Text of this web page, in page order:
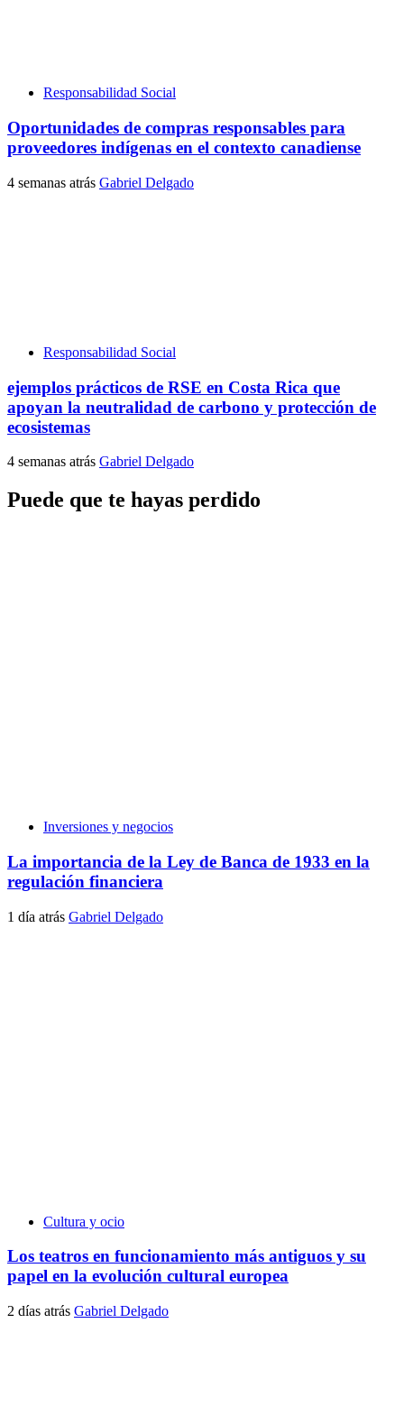
Responsabilidad Social
Oportunidades de compras responsables para
proveedores indígenas en el contexto canadiense
4 semanas atrás Gabriel Delgado
Responsabilidad Social
ejemplos prácticos de RSE en Costa Rica que
apoyan la neutralidad de carbono y protección de
ecosistemas
4 semanas atrás Gabriel Delgado
Puede que te hayas perdido
Inversiones y negocios
La importancia de la Ley de Banca de 1933 en la
regulación financiera
1 día atrás Gabriel Delgado
Cultura y ocio
Los teatros en funcionamiento más antiguos y su
papel en la evolución cultural europea
2 días atrás Gabriel Delgado